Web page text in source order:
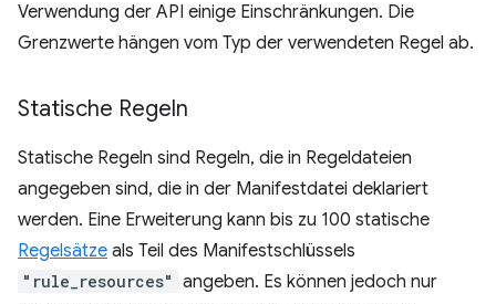
Verwendung der API einige Einschränkungen. Die
Grenzwerte hängen vom Typ der verwendeten Regel ab.
Statische Regeln
Statische Regeln sind Regeln, die in Regeldateien
angegeben sind, die in der Manifestdatei deklariert
werden. Eine Erweiterung kann bis zu 100 statische
Regelsätze als Teil des Manifestschlüssels
"rule_resources" angeben. Es können jedoch nur